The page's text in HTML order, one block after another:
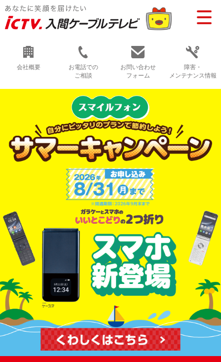
会社概要
お電話での
ご相談
お問い合わせ
フォーム
障害・
メンテナンス情報